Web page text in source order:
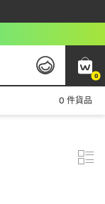
0
0 件貨品